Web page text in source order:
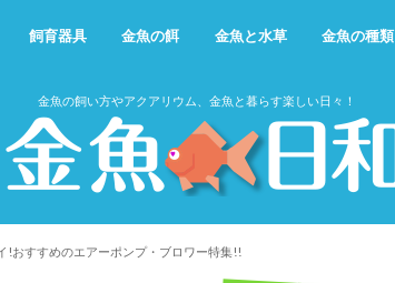
金魚の飼い方やアクアリウム、金魚と暮らす楽しい日々！
飼育器具 金魚の餌 金魚と水草 金魚の種類
!おすすめのエアーポンプ・ブロワー特集!!